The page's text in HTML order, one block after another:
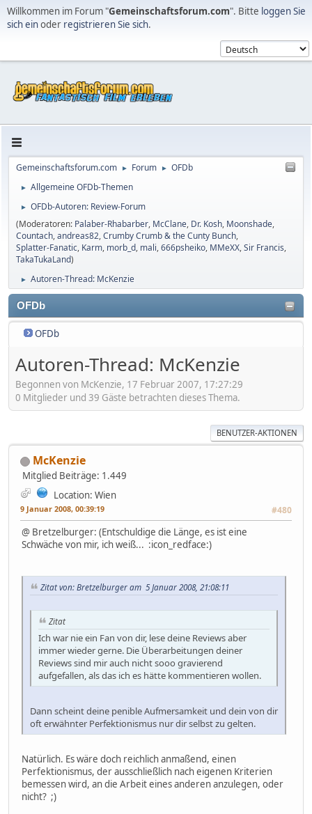
Willkommen im Forum "Gemeinschaftsforum.com". Bitte loggen Sie
sich einoder registrieren Sie sich.
Gemeinschaftsforum.com ► Forum ► OFDb
► Allgemeine OFDb-Themen
►
OFDb-Autoren: Review-Forum
(Moderatoren: Palaber-Rhabarber, McClane, Dr. Kosh, Moonshade,
Countach,andreas82,Crumby Crumb & the Cunty Bunch,
Splatter-Fanatic, Karm, morb_d, mali,666psheiko, MMeXX,Sir Francis,
TakaTukaLand)
► Autoren-Thread: McKenzie
OFDb
OFDb
Autoren-Thread: McKenzie
Begonnen von McKenzie, 17 Februar 2007, 17:27:29
0 Mitglieder und 39 Gäste betrachten dieses Thema.
BENUTZER-AKTIONEN
McKenzie
Mitglied Beiträge: 1.449
Location: Wien
9 Januar 2008, 00:39:19 #480
@ Bretzelburger: (Entschuldige die Länge, es ist eine
Schwäche von mir, ich weiß... :icon_redface:)
Zitat von: Bretzelburger am 5 Januar 2008, 21:08:11
Zitat
Ich war nie ein Fan von dir, lese deine Reviews aber
immer wieder gerne. Die Überarbeitungen deiner
Reviews sind mir auch nicht sooo gravierend
aufgefallen, als das ich es hätte kommentieren wollen.
Dann scheint deine penible Aufmersamkeit und dein von dir
oft erwähnter Perfektionismus nur dir selbst zu gelten.
Natürlich. Es wäre doch reichlich anmaßend, einen
Perfektionismus, der ausschließlich nach eigenen Kriterien
bemessen wird, an die Arbeit eines anderen anzulegen, oder
nicht? ;)